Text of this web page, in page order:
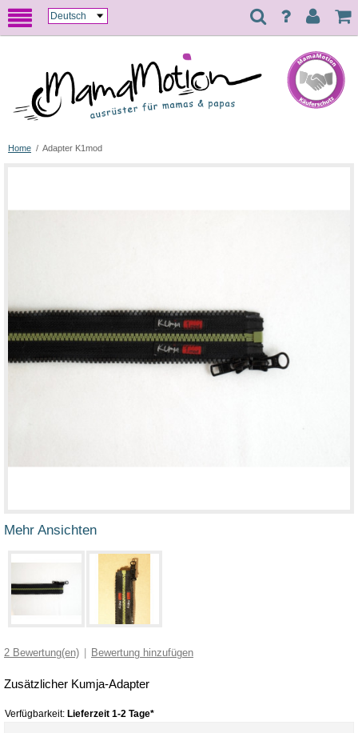
Home / Adapter K1mod
Mehr Ansichten
2 Bewertung(en) | Bewertung hinzufügen
Zusätzlicher Kumja-Adapter
Verfügbarkeit: Lieferzeit 1-2 Tage*